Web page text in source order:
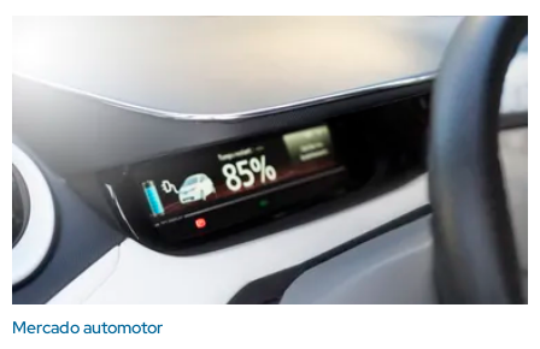
Mercado automotor